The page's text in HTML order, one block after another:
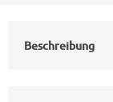
Beschreibung